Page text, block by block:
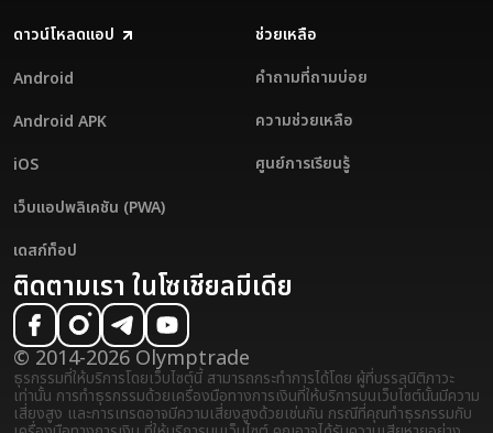
ดาวน์โหลดแอป
Android
Android APK
iOS
เว็บแอปพลิเคชัน (PWA)
เดสก์ท็อป
ช่วยเหลือ
คำถามที่ถามบ่อย
ความช่วยเหลือ
ศูนย์การเรียนรู้
ติดตามเรา ในโซเชียลมีเดีย
© 2014-2026 Olymptrade
ธุรกรรมที่ให้บริการโดยเว็บไซต์นี้ สามารถกระทำการได้โดย ผู้ที่บรรลุนิติภาวะ
เท่านั้น การทำธุรกรรมด้วยเครื่องมือทางการเงินที่ให้บริการบนเว็บไซต์นั้นมีความ
เสี่ยงสูง และการเทรดอาจมีความเสี่ยงสูงด้วยเช่นกัน กรณีที่คุณทำธุรกรรมกับ